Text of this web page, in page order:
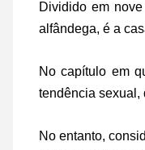
Dividido em
alfândega, é a
No capítulo em
tendência sexual,
No entanto,